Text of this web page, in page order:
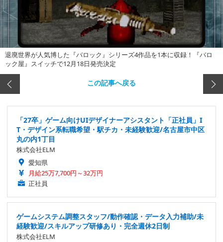
退廃世界が人気博した『バロック』シリーズ4作品を1本に収録！『バロ
ック屋』スイッチで12月18日発売決定
この記事へ戻る
「27卒」ゲーム向けUIデザイナーアシスタント「正社員」I
T・デザイン系転職希望・駅チカ・未経験歓迎/名古屋市中区
丸の内1丁目
株式会社ELM
愛知県
月給25万7,700円～32万円
正社員
ゲームシステム調整スタッフ/動作確認・データ入力補助/未
経験歓迎/スキルアップ研修あり・完全週休2日制
株式会社ELM